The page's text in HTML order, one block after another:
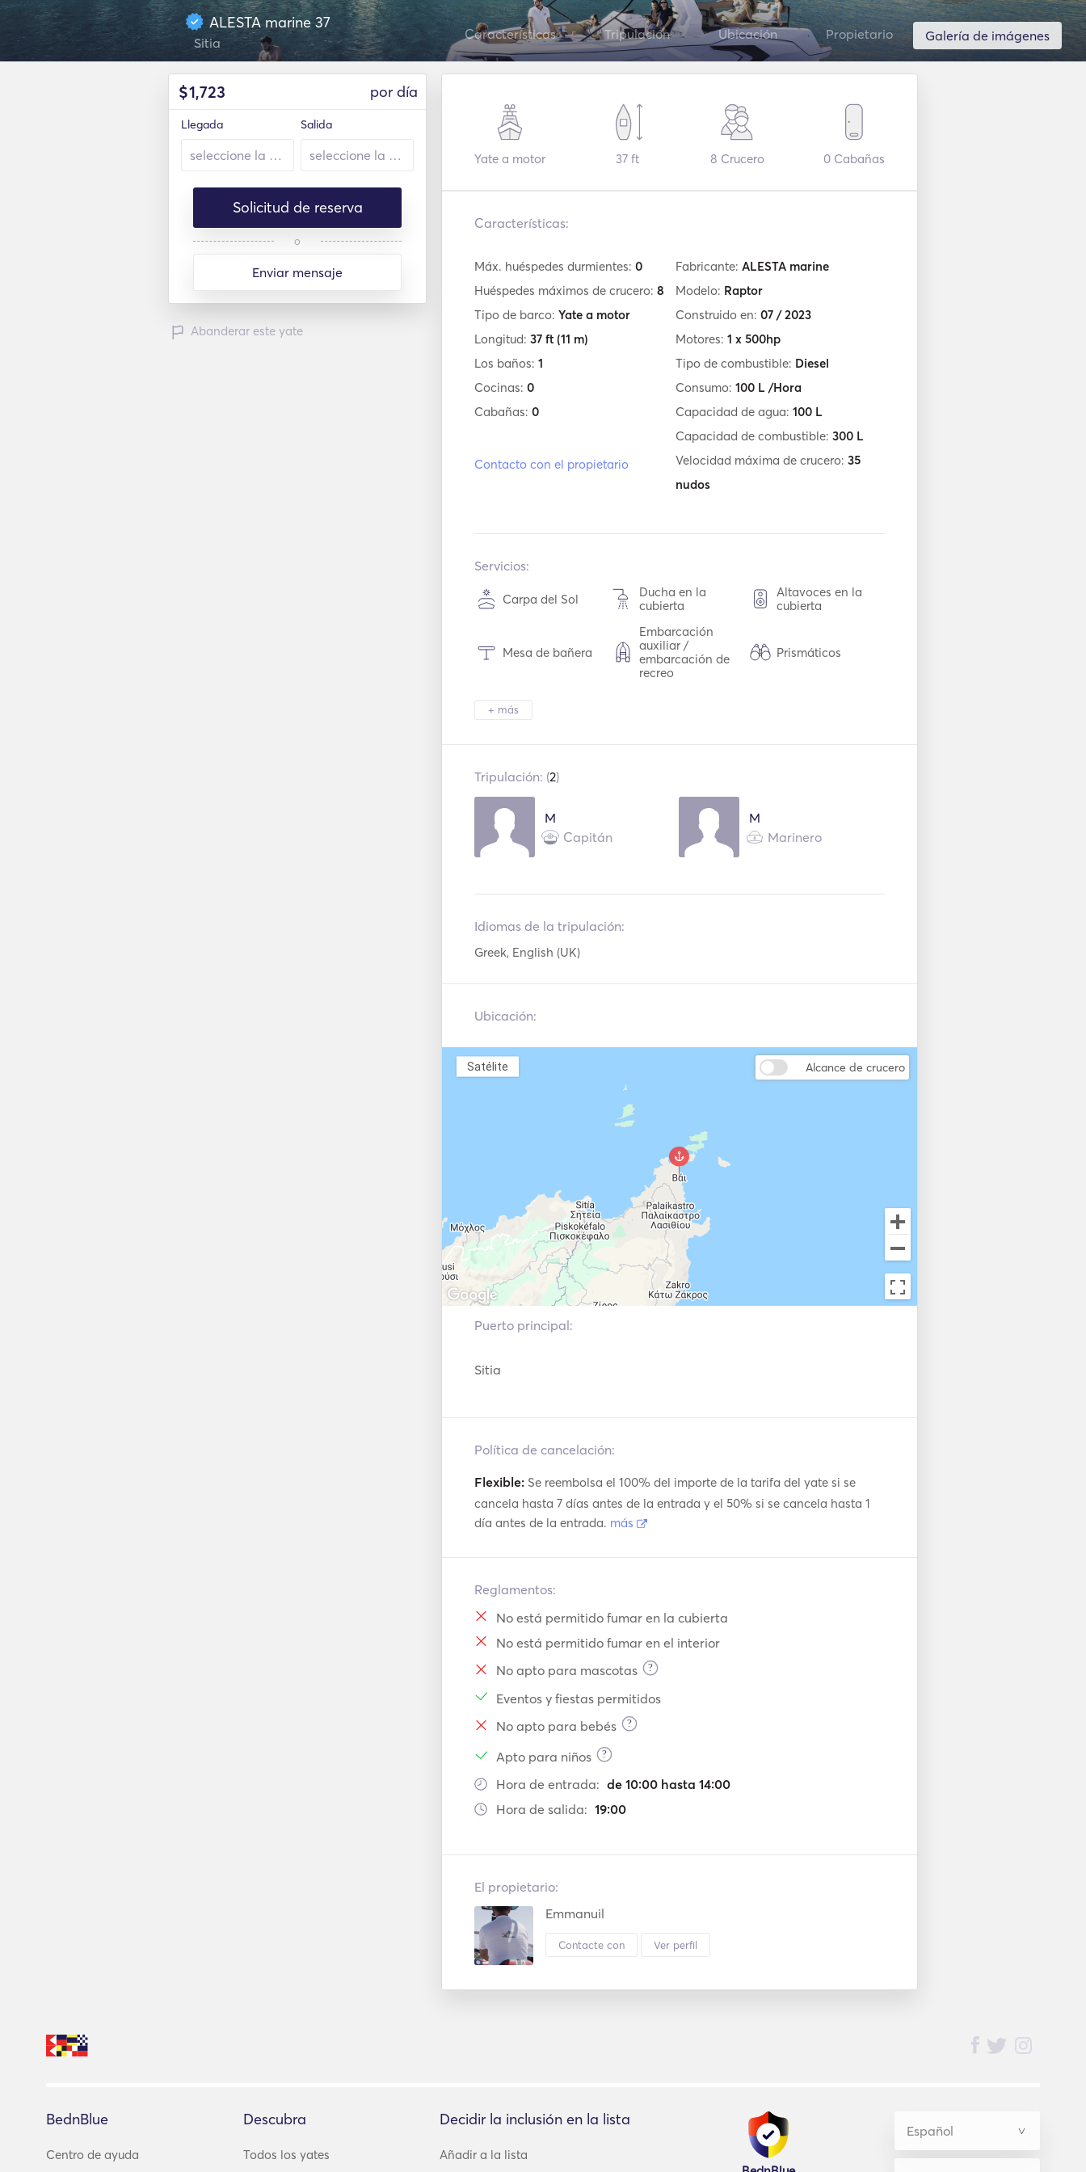
Galería de imágenes
ALESTA marine 37
Sitia
Características Tripulación Ubicación Propietario
$1,723 por día
Llegada Salida
Solicitud de reserva
o
Enviar mensaje
Abanderar este yate
Yate a motor 37 ft 8 Crucero 0Cabañas
Características:
Máx. huéspedes durmientes: 0
Huéspedes máximos de crucero: 8
Tipo de barco: Yate a motor
Longitud: 37 ft (11 m)
Los baños: 1
Cocinas: 0
Cabañas: 0
Contacto con el propietario
Fabricante: ALESTA marine
Modelo: Raptor
Construido en: 07 / 2023
Motores: 1 x 500hp
Tipo de combustible: Diesel
Consumo: 100 L /Hora
Capacidad de agua: 100 L
Capacidad de combustible: 300 L
Velocidad máxima de crucero: 35
nudos
Servicios:
Carpa del Sol
Ducha en la
cubierta
Altavoces en la
cubierta
Mesa de bañera
Embarcación
auxiliar /
embarcación de
recreo
Prismáticos
Luz de antorcha
Reproductor Mp3 /
Radio / CD
Wakeboard Equipo de snorkel
Tablero de pádel Flyboard
Extintores
+ más
Tripulación: (2)
M
Capitán
M
Marinero
Idiomas de la tripulación:
Greek, English (UK)
Ubicación:
Alcance de crucero
Satélite
Puerto principal:
Sitia
Política de cancelación:
Flexible: Se reembolsa el 100% del importe de la tarifa del yate si se
cancela hasta 7 días antes de la entrada y el 50% si se cancela hasta 1
día antes de la entrada. más
Reglamentos:
No está permitido fumar en la cubierta
No está permitido fumar en el interior
No apto para mascotas
?
Eventos y fiestas permitidos
No apto para bebés
?
Apto para niños ?
Hora de entrada: de 10:00 hasta 14:00
Hora de salida: 19:00
El propietario:
Emmanuil
Contacte con Ver perfil
BednBlue
Centro de ayuda
Descubra
Todos los yates
Decidir la inclusión en la lista
Añadir a la lista